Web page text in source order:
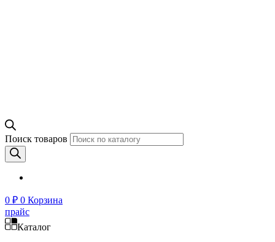
Поиск товаров
0 ₽ 0 Корзина
прайс
Каталог